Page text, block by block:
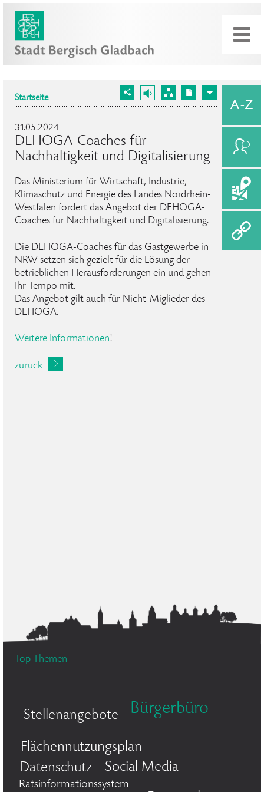
Startseite
31.05.2024
DEHOGA-Coaches für
Nachhaltigkeit und Digitalisierung
Das Ministerium für Wirtschaft, Industrie,
Klimaschutz und Energie des Landes Nordrhein-
Westfalen fördert das Angebot der DEHOGA-
Coaches für Nachhaltigkeit und Digitalisierung.
Die DEHOGA-Coaches für das Gastgewerbe in
NRW setzen sich gezielt für die Lösung der
betrieblichen Herausforderungen ein und gehen
Ihr Tempo mit.
Das Angebot gilt auch für Nicht-Miglieder des
DEHOGA.
Weitere Informationen!
zurück
Top Themen
Stellenangebote Bürgerbüro
Flächennutzungsplan
Datenschutz
Social Media
Ratsinformationssystem